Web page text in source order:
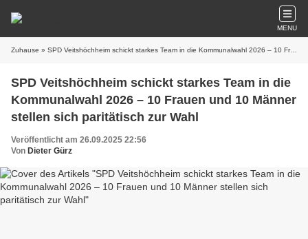
MENU
Zuhause » SPD Veitshöchheim schickt starkes Team in die Kommunalwahl 2026 – 10 Frauen und 10 Männer stellen sich paritätisch zur Wahl
SPD Veitshöchheim schickt starkes Team in die
Kommunalwahl 2026 – 10 Frauen und 10 Männer
stellen sich paritätisch zur Wahl
Veröffentlicht am 26.09.2025 22:56
Von Dieter Gürz